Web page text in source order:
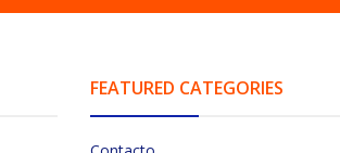
FEATURED CATEGORIES